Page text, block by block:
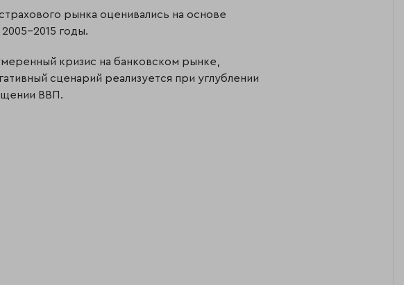
рынка оценивались на основе
2015 годы.
кризис на банковском рынке,
сценарий реализуется при углублении
ВВП.